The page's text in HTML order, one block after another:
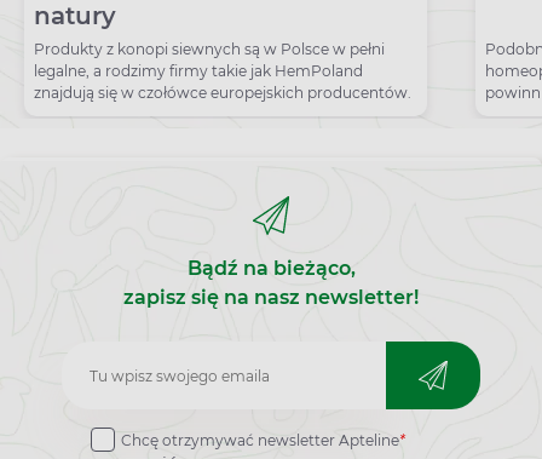
natury
Produkty z konopi siewnych są w Polsce w pełni
legalne, a rodzimy firmy takie jak HemPoland
znajdują się w czołówce europejskich producentów.
Bądź na bieżąco,
zapisz się na nasz newsletter!
Zapisz
do
Chcę otrzymywać newsletter Apteline*